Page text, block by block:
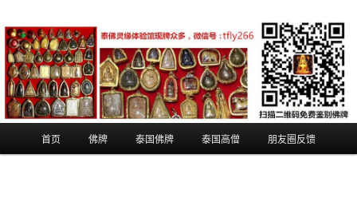
首页 佛牌 泰国佛牌 泰国高僧 朋友圈反馈